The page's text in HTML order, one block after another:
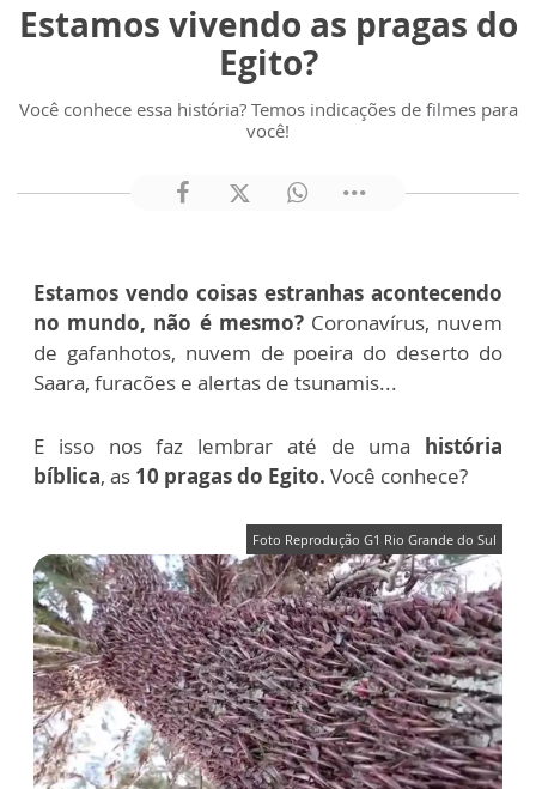
Estamos vivendo as pragas do
Egito?
Você conhece essa história? Temos indicações de filmes para
você!
Estamos vendo coisas estranhas acontecendo
no mundo, não é mesmo? Coronavírus, nuvem
de gafanhotos, nuvem de poeira do deserto do
Saara, furacões e alertas de tsunamis...
E isso nos faz lembrar até de uma história
bíblica, as 10 pragas do Egito. Você conhece?
Foto Reprodução G1 Rio Grande do Sul